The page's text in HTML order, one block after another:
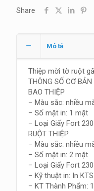
Share
Mô tả
Thiệp mời tờ ruột
THÔNG SỐ CƠ BẢN
BAO THIỆP
– Màu sắc: nhiều
– Số mặt in: 1 mặt
– Loại Giấy Fort
RUỘT THIỆP
– Màu sắc: nhiều
– Số mặt in: 2 mặt
– Loại Giấy Fort
– Kỹ thuật in: In KTS
– KT Thành Phẩm: